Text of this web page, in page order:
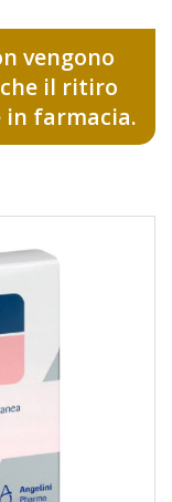
vengono
il ritiro
in farmacia.